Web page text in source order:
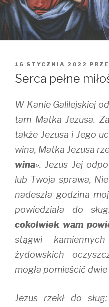
OPUBLIKOWANE
W
16 STYCZNIA 2022
Serca pełne
W Kanie Galilejskiej
tam Matka Jezusa.
także Jezusa i Jego
wina, Matka Jezusa
wina». Jezus Jej
lub Twoja sprawa,
nadeszła godzina
powiedziała do
cokolwiek wam
stągwi
żydowskich
mogła pomieścić
Jezus rzekł do